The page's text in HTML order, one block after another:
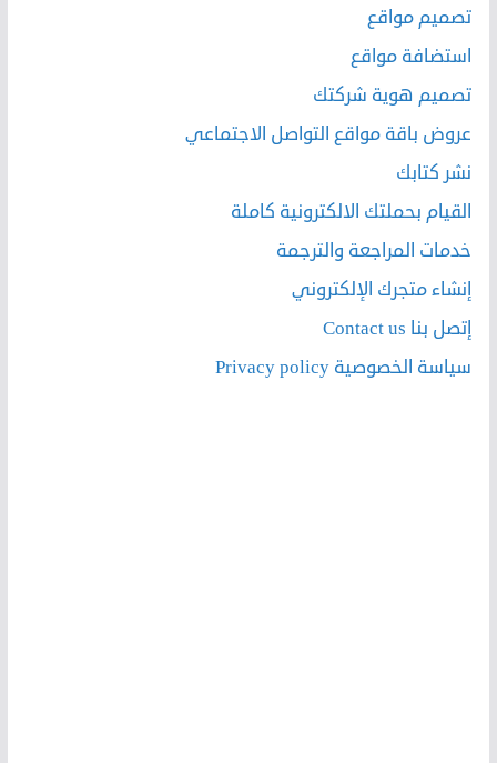
تصميم مواقع
استضافة مواقع
تصميم هوية شركتك
عروض باقة مواقع التواصل الاجتماعي
نشر كتابك
القيام بحملتك الالكترونية كاملة
خدمات المراجعة والترجمة
إنشاء متجرك الإلكتروني
إتصل بنا Contact us
سياسة الخصوصية Privacy policy